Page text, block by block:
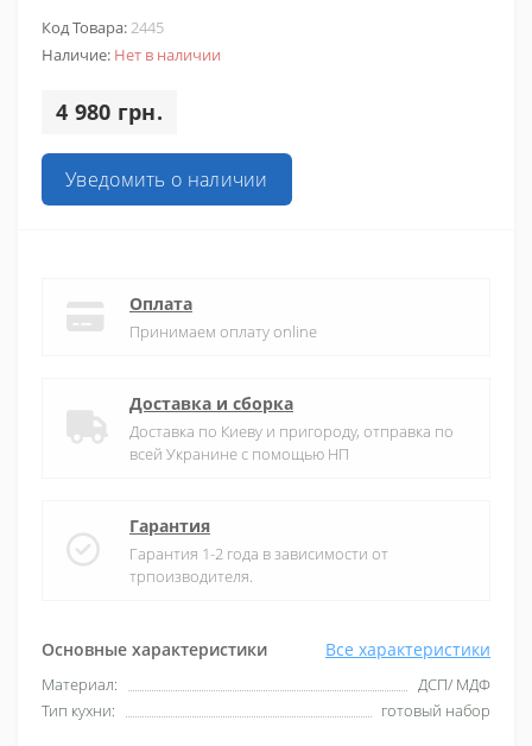
Код Товара:2445
Наличие: Нет в наличии
4 980 грн.
Уведомить о наличии
Основные характеристики Все характеристики
Материал:
ДСП/ МДФ
Тип кухни:
готовый набор
Оплата
Принимаем оплату online
Доставка и сборка
Доставка по Киеву и пригороду, отправка по
всей Укранине с помощью НП
Гарантия
Гарантия 1-2 года в зависимости от
трпоизводителя.